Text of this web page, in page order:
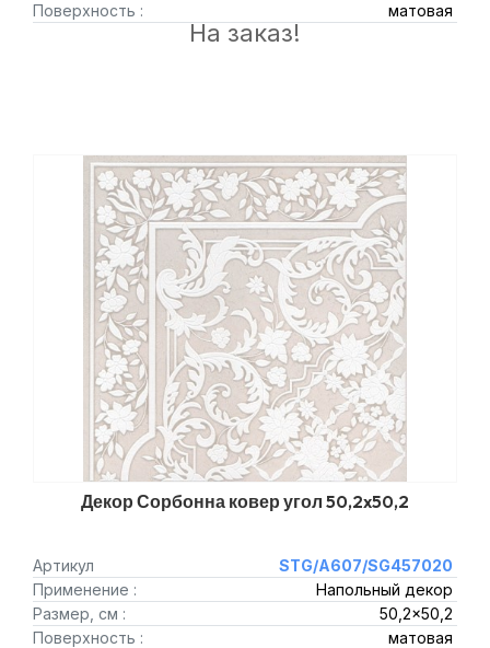
Поверхность :
матовая
На заказ!
Декор Сорбонна ковер угол 50,2x50,2
Артикул
STG/A607/SG457020
Применение :
Напольный декор
Размер, см :
50,2x50,2
Поверхность :
матовая